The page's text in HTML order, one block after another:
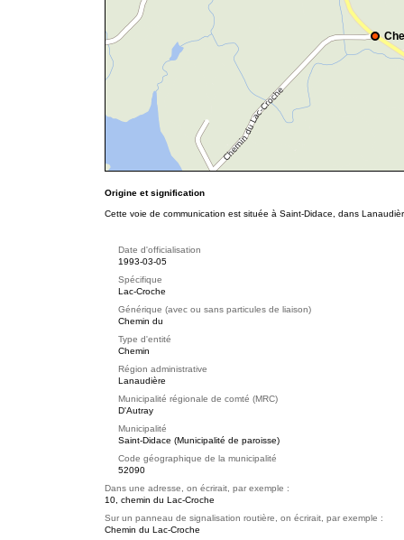
Origine et signification
Cette voie de communication est située à Saint-Didace, dans
Date d'officialisation
1993-03-05
Spécifique
Lac-Croche
Générique (avec ou sans particules de liaison)
Chemin du
Type d'entité
Chemin
Région administrative
Lanaudière
Municipalité régionale de comté (MRC)
D'Autray
Municipalité
Saint-Didace (Municipalité de paroisse)
Code géographique de la municipalité
52090
Dans une adresse, on écrirait, par exemple :
10, chemin du Lac-Croche
Sur un panneau de signalisation routière, on écrirait, par exemple :
Chemin du Lac-Croche